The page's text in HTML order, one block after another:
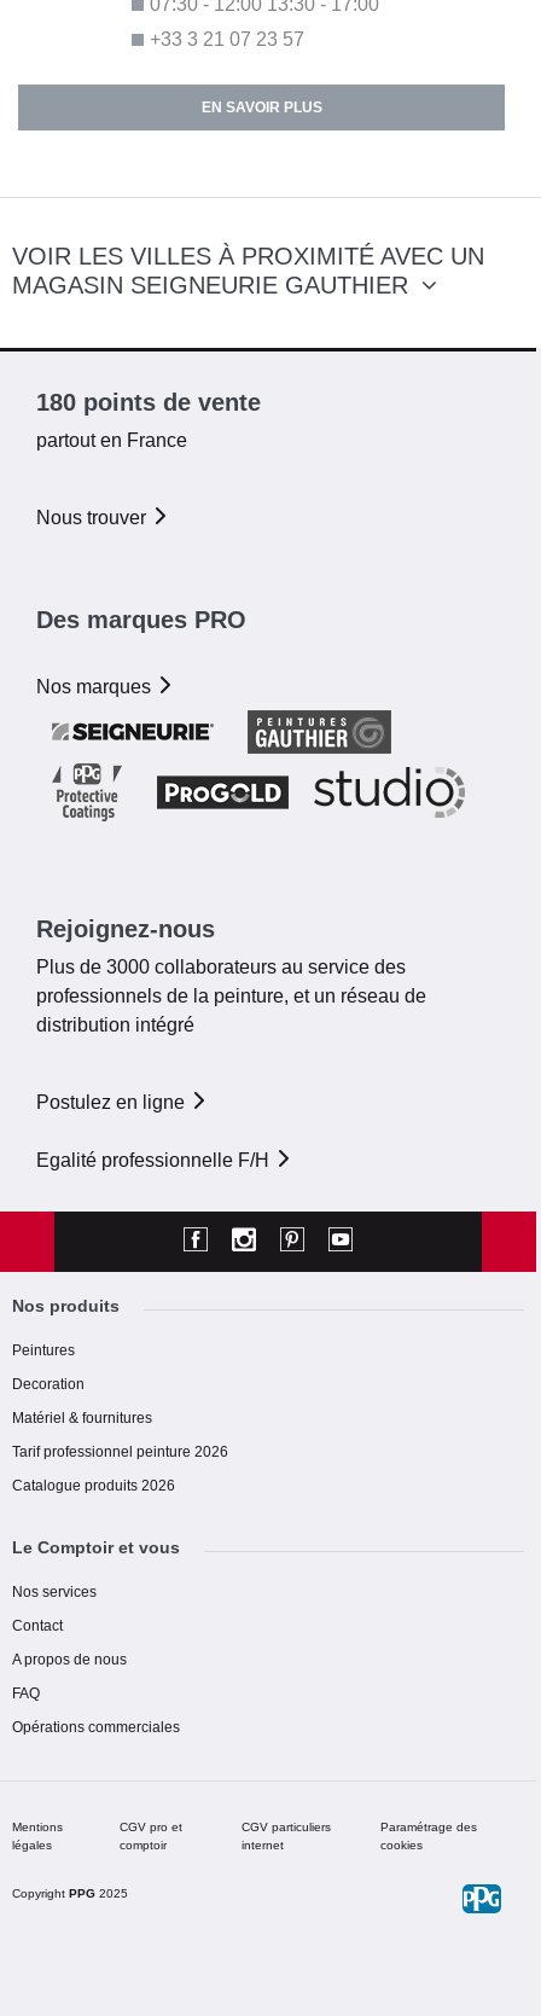
+33 3 21 07 23 57
07:30 - 12:00 13:30 - 17:00
EN SAVOIR PLUS
VOIR LES VILLES À PROXIMITÉ AVEC UN
MAGASIN SEIGNEURIE GAUTHIER
180 points de vente
partout en France
Nous trouver
Des marques PRO
Nos marques
Rejoignez-nous
Plus de 3000 collaborateurs au service des
professionnels de la peinture, et un réseau de
distribution intégré
Postulez en ligne
Egalité professionnelle F/H
Nos produits
Peintures
Decoration
Matériel & fournitures
Tarif professionnel peinture 2026
Catalogue produits 2026
Le Comptoir et vous
Nos services
Contact
A propos de nous
FAQ
Opérations commerciales
Mentions
légales
CGV pro et
comptoir
CGV particuliers
internet
Paramétrage des
cookies
Copyright PPG 2025